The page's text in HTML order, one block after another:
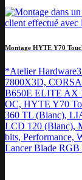
Montage HYTE Y70
*Atelier
7800X3D,
B650E ELITE AX
OC, HYTE Y70
360 TL (Blanc),
LCD 120 (Blanc),
bits,
Lancer Blade RGB